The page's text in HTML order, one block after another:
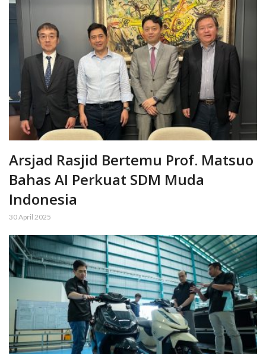
Arsjad Rasjid Bertemu Prof. Matsuo
Bahas AI Perkuat SDM Muda
Indonesia
30 April 2025